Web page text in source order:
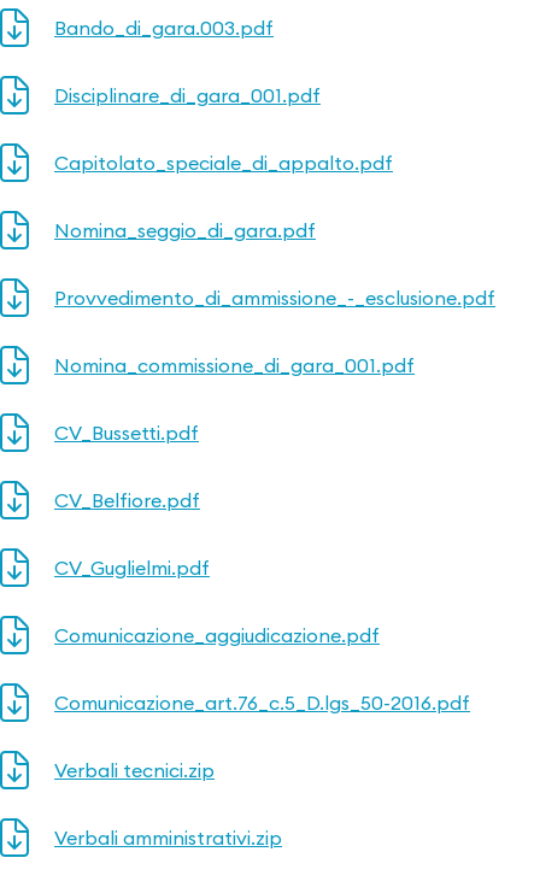
Bando_di_gara.003.pdf
Disciplinare_di_gara_001.pdf
Capitolato_speciale_di_appalto.pdf
Nomina_seggio_di_gara.pdf
Provvedimento_di_ammissione_-_esclusione.pdf
Nomina_commissione_di_gara_001.pdf
CV_Bussetti.pdf
CV_Belfiore.pdf
CV_Guglielmi.pdf
Comunicazione_aggiudicazione.pdf
Comunicazione_art.76_c.5_D.lgs_50-2016.pdf
Verbali tecnici.zip
Verbali amministrativi.zip